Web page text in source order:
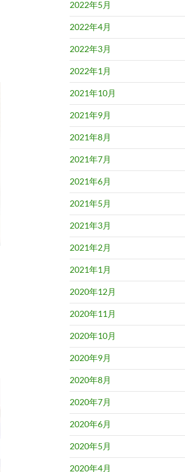
2022年5月
2022年4月
2022年3月
2022年1月
2021年10月
2021年9月
2021年8月
2021年7月
2021年6月
2021年5月
2021年3月
2021年2月
2021年1月
2020年12月
2020年11月
2020年10月
2020年9月
2020年8月
2020年7月
2020年6月
2020年5月
2020年4月